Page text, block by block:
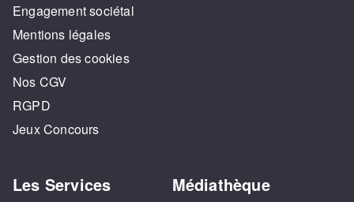
Engagement sociétal
Mentions légales
Gestion des cookies
Nos CGV
RGPD
Jeux Concours
Les Services Médiathèque